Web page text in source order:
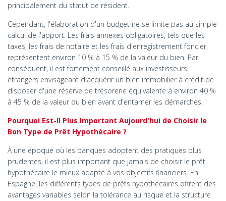
principalement du statut de résident.
Cependant, l'élaboration d'un budget ne se limite pas au simple
calcul de l'apport. Les frais annexes obligatoires, tels que les
taxes, les frais de notaire et les frais d'enregistrement foncier,
représentent environ 10 % à 15 % de la valeur du bien. Par
conséquent, il est fortement conseillé aux investisseurs
étrangers envisageant d'acquérir un bien immobilier à crédit de
disposer d'une réserve de trésorerie équivalente à environ 40 %
à 45 % de la valeur du bien avant d'entamer les démarches.
Pourquoi Est-Il Plus Important Aujourd'hui de Choisir le
Bon Type de Prêt Hypothécaire ?
À une époque où les banques adoptent des pratiques plus
prudentes, il est plus important que jamais de choisir le prêt
hypothécaire le mieux adapté à vos objectifs financiers. En
Espagne, les différents types de prêts hypothécaires offrent des
avantages variables selon la tolérance au risque et la structure